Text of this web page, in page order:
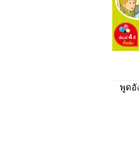
พูดอั